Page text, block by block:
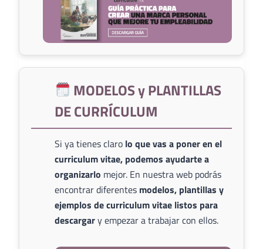
MODELOS y PLANTILLAS
DE CURRÍCULUM
Si ya tienes claro lo que vas a poner en el
curriculum vitae, podemos ayudarte a
organizarlo mejor. En nuestra web podrás
encontrar diferentes modelos, plantillas y
ejemplos de curriculum vitae listos para
descargary empezar a trabajar con ellos.